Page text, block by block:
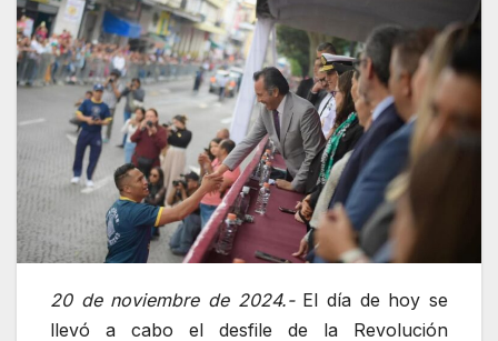
20 de noviembre de 2024.-El día de hoy se
llevó a cabo el desfile de la Revolución